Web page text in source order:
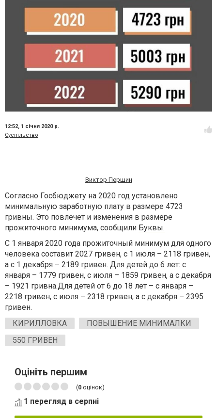
12:52, 1 січня 2020 р.
Суспільство
Виктор Першин
Согласно Госбюджету на 2020 год установлено
минимальную заработную плату в размере 4723
гривны. Это повлечет и изменения в размере
прожиточного минимума, сообщили Буквы.
С 1 января 2020 года прожиточный минимум для одного
человека составит 2027 гривен, с 1 июля – 2118 гривен,
а с 1 декабря – 2189 гривен. Для детей до 6 лет: с
января – 1779 гривен, с июля – 1859 гривен, а с декабря
– 1921 гривна.Для детей от 6 до 18 лет – с января –
2218 гривен, с июля – 2318 гривен, а с декабря – 2395
гривен.
КИРИЛЛОВКА
ПОВЫШЕНИЕ МИНИМАЛКИ
550 ГРИВЕН
Оцініть першим
(0 оцінок)
1 перегляд в серпні